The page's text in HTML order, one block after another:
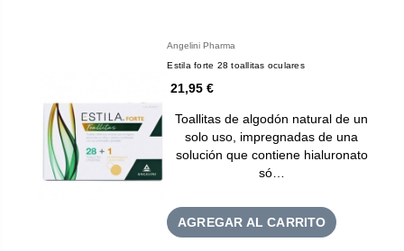
Angelini Pharma
Estila forte 28 toallitas oculares
21,95 €
Toallitas de algodón natural de un
solo uso, impregnadas de una
solución que contiene hialuronato
só…
AGREGAR AL CARRITO